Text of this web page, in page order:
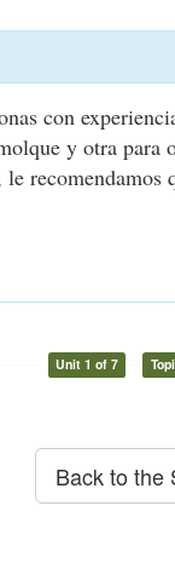
con
y otra para
Unit 1 of 7
Back to the